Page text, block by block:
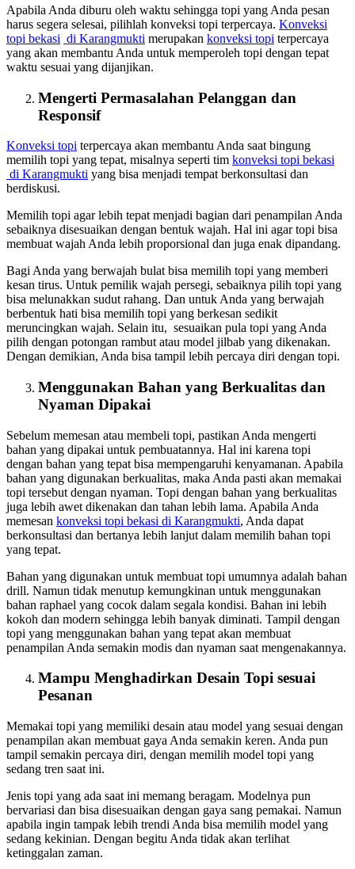
Apabila Anda diburu oleh waktu sehingga topi yang Anda pesan
harus segera selesai, pilihlah konveksi topi terpercaya. Konveksi
topi bekasi di Karangmukti merupakan konveksi topi terpercaya
yang akan membantu Anda untuk memperoleh topi dengan tepat
waktu sesuai yang dijanjikan.
Mengerti Permasalahan Pelanggan dan
Responsif
Konveksi topi terpercaya akan membantu Anda saat bingung
memilih topi yang tepat, misalnya seperti tim konveksi topi bekasi
di Karangmukti yang bisa menjadi tempat berkonsultasi dan
berdiskusi.
Memilih topi agar lebih tepat menjadi bagian dari penampilan Anda
sebaiknya disesuaikan dengan bentuk wajah. Hal ini agar topi bisa
membuat wajah Anda lebih proporsional dan juga enak dipandang.
Bagi Anda yang berwajah bulat bisa memilih topi yang memberi
kesan tirus. Untuk pemilik wajah persegi, sebaiknya pilih topi yang
bisa melunakkan sudut rahang. Dan untuk Anda yang berwajah
berbentuk hati bisa memilih topi yang berkesan sedikit
meruncingkan wajah. Selain itu, sesuaikan pula topi yang Anda
pilih dengan potongan rambut atau model jilbab yang dikenakan.
Dengan demikian, Anda bisa tampil lebih percaya diri dengan topi.
Menggunakan Bahan yang Berkualitas dan
Nyaman Dipakai
Sebelum memesan atau membeli topi, pastikan Anda mengerti
bahan yang dipakai untuk pembuatannya. Hal ini karena topi
dengan bahan yang tepat bisa mempengaruhi kenyamanan. Apabila
bahan yang digunakan berkualitas, maka Anda pasti akan memakai
topi tersebut dengan nyaman. Topi dengan bahan yang berkualitas
juga lebih awet dikenakan dan tahan lebih lama. Apabila Anda
memesan konveksi topi bekasi di Karangmukti, Anda dapat
berkonsultasi dan bertanya lebih lanjut dalam memilih bahan topi
yang tepat.
Bahan yang digunakan untuk membuat topi umumnya adalah bahan
drill. Namun tidak menutup kemungkinan untuk menggunakan
bahan raphael yang cocok dalam segala kondisi. Bahan ini lebih
kokoh dan modern sehingga lebih banyak diminati. Tampil dengan
topi yang menggunakan bahan yang tepat akan membuat
penampilan Anda semakin modis dan nyaman saat mengenakannya.
Mampu Menghadirkan Desain Topi sesuai
Pesanan
Memakai topi yang memiliki desain atau model yang sesuai dengan
penampilan akan membuat gaya Anda semakin keren. Anda pun
tampil semakin percaya diri, dengan memilih model topi yang
sedang tren saat ini.
Jenis topi yang ada saat ini memang beragam. Modelnya pun
bervariasi dan bisa disesuaikan dengan gaya sang pemakai. Namun
apabila ingin tampak lebih trendi Anda bisa memilih model yang
sedang kekinian. Dengan begitu Anda tidak akan terlihat
ketinggalan zaman.